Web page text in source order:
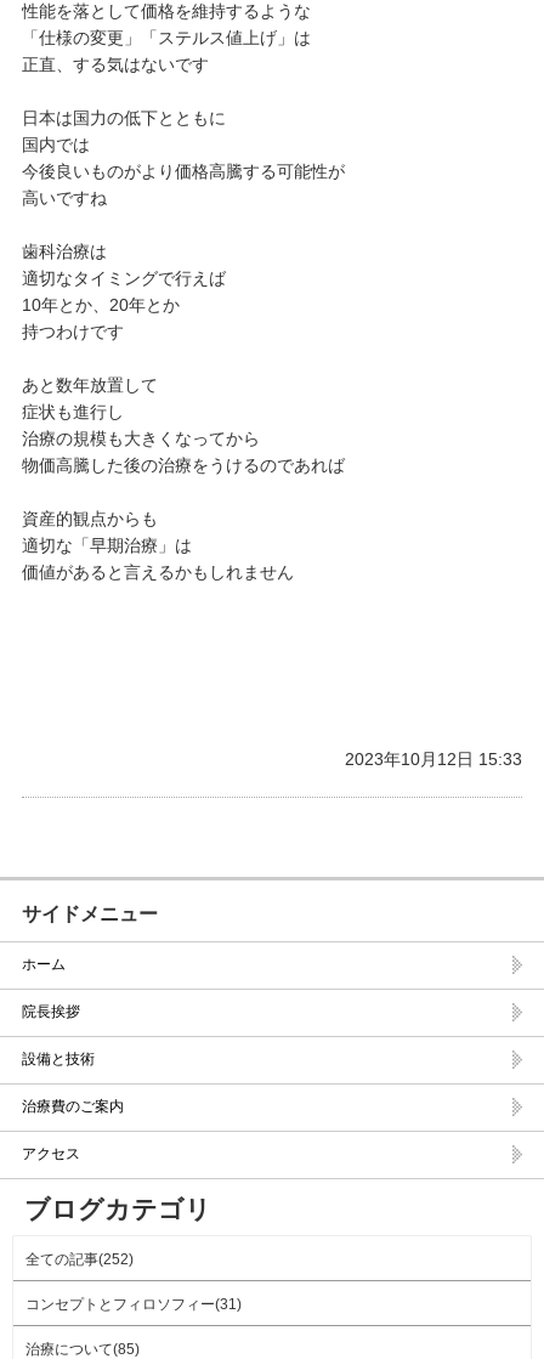
性能を落として価格を維持するような
「仕様の変更」「ステルス値上げ」は
正直、する気はないです
日本は国力の低下とともに
国内では
今後良いものがより価格高騰する可能性が
高いですね
歯科治療は
適切なタイミングで行えば
10年とか、20年とか
持つわけです
あと数年放置して
症状も進行し
治療の規模も大きくなってから
物価高騰した後の治療をうけるのであれば
資産的観点からも
適切な「早期治療」は
価値があると言えるかもしれません
2023年10月12日 15:33
サイドメニュー
ホーム
院長挨拶
設備と技術
治療費のご案内
アクセス
ブログカテゴリ
全ての記事(252)
コンセプトとフィロソフィー(31)
治療について(85)